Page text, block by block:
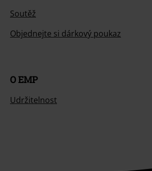
Soutěž
Objednejte si dárkový poukaz
O EMP
Udržitelnost